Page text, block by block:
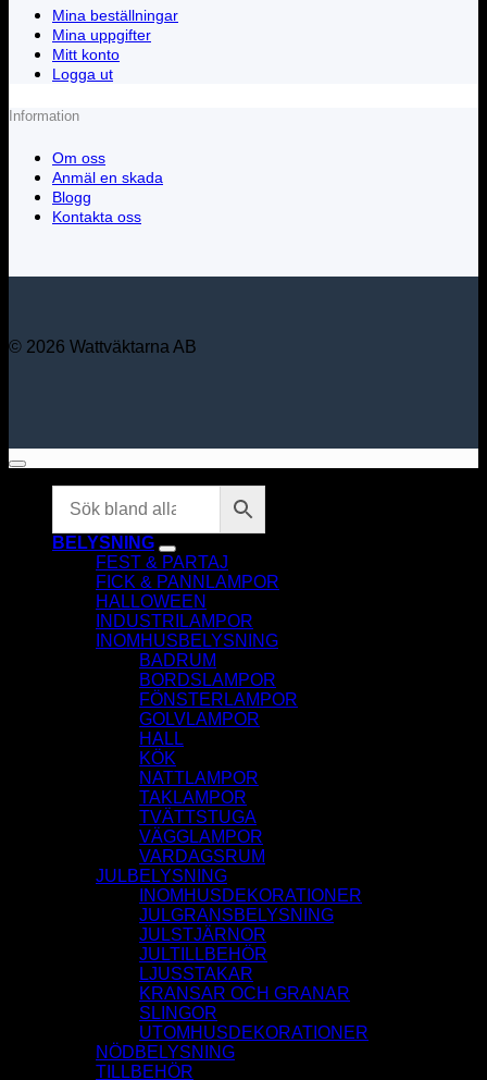
Mina beställningar
Mina uppgifter
Mitt konto
Logga ut
Information
Om oss
Anmäl en skada
Blogg
Kontakta oss
© 2026 Wattväktarna AB
BELYSNING
FEST & PARTAJ
FICK & PANNLAMPOR
HALLOWEEN
INDUSTRILAMPOR
INOMHUSBELYSNING
BADRUM
BORDSLAMPOR
FÖNSTERLAMPOR
GOLVLAMPOR
HALL
KÖK
NATTLAMPOR
TAKLAMPOR
TVÄTTSTUGA
VÄGGLAMPOR
VARDAGSRUM
JULBELYSNING
INOMHUSDEKORATIONER
JULGRANSBELYSNING
JULSTJÄRNOR
JULTILLBEHÖR
LJUSSTAKAR
KRANSAR OCH GRANAR
SLINGOR
UTOMHUSDEKORATIONER
NÖDBELYSNING
TILLBEHÖR